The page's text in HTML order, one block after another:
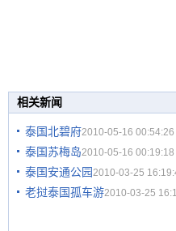
相关新闻
泰国北碧府2010-05-16 00:54:26
泰国苏梅岛2010-05-16 00:19:18
泰国安通公园2010-03-25
老挝泰国孤车游2010-03-25